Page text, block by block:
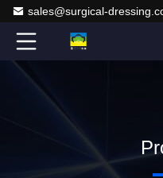
sales@surgical-